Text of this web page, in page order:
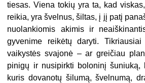
tiesas. Viena tokių yra ta, kad
reikia, yra švelnus, šiltas, į jį patį
nuolankiomis akimis ir
gyvenime reikėtų daryti.
vaikystės svajonė – ar greičiau
pinigų ir nusipirkti boloninį šuniuką,
kuris dovanotų šilumą, švelnumą,